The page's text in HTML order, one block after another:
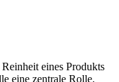
eines Produkts
eine zentrale Rolle.